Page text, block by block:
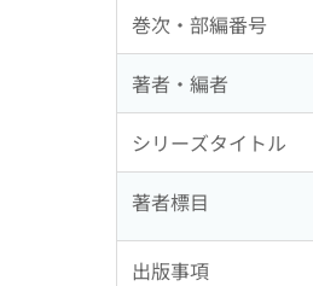
巻次・部編番号
著者・編者
シリーズタイトル
著者標目
出版事項